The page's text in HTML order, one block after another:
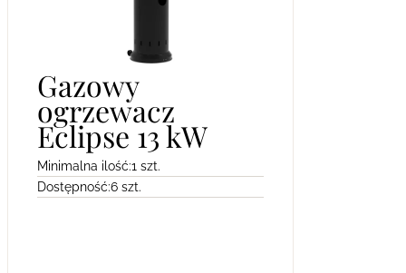
Gazowy
ogrzewacz
Eclipse 13 kW
Minimalna ilość:1 szt.
Dostępność:6 szt.